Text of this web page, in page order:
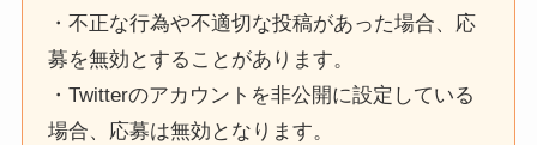
・不正な行為や不適切な投稿があった場合、応
募を無効とすることがあります。
・Twitterのアカウントを非公開に設定している
場合、応募は無効となります。